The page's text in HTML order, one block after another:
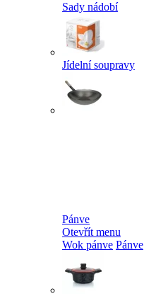
Sady nádobí
Jídelní soupravy
Pánve
Otevřít menu
Wok pánve Pánve